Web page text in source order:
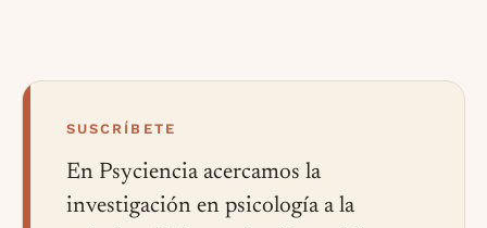
SUSCRÍBETE
En Psyciencia acercamos la
investigación en psicología a la